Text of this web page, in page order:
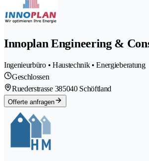
Innoplan Engineering &
Ingenieurbüro • Haustechnik • Energieberatung
Geschlossen
Ruederstrasse 385040 Schöftland
Offerte anfragen